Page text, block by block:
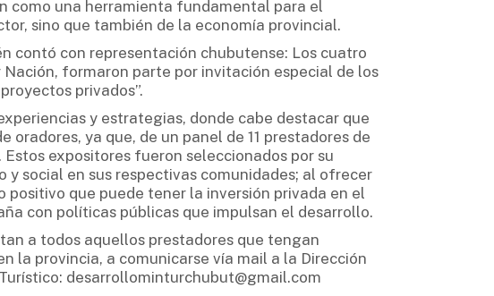
como una herramienta fundamental para el
sino que también de la economía provincial.
contó con representación chubutense: Los cuatro
formaron parte por invitación especial de los
privados”.
y estrategias, donde cabe destacar que
ya que, de un panel de 11 prestadores de
expositores fueron seleccionados por su
y social en sus respectivas comunidades; al ofrecer
positivo que puede tener la inversión privada en el
con políticas públicas que impulsan el desarrollo.
a todos aquellos prestadores que tengan
la provincia, a comunicarse vía mail a la Dirección
desarrollominturchubut@gmail.com